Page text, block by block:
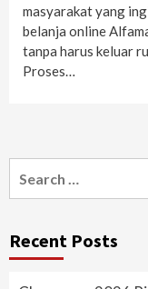
masyarakat yang
belanja online
tanpa harus keluar
Proses…
for:
Recent Posts